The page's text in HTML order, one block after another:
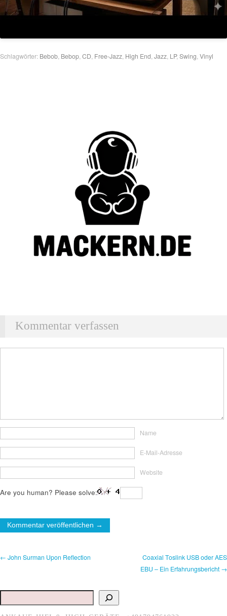
Schlagwörter: Bebob, Bebop,CD, Free-Jazz, High End,Jazz, LP,Swing,Vinyl
Kommentar verfassen
Name
E-Mail-Adresse
Website
Are you human? Please solve:
← John Surman Upon Reflection
Coaxial Toslink USB oder AES
EBU – Ein Erfahrungsbericht →
Suchen